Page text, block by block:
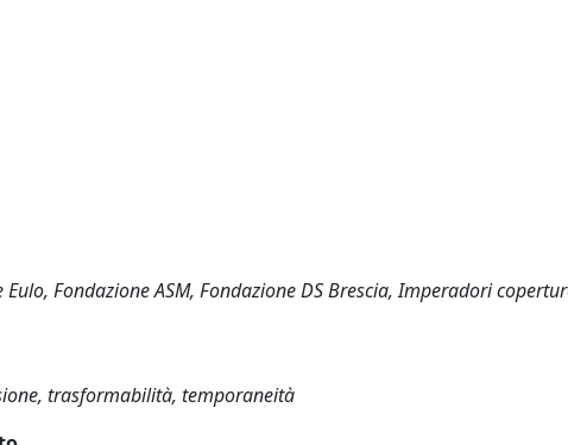
Fondazione ASM, Fondazione DS Brescia, Imperadori
trasformabilità, temporaneità